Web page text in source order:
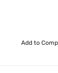
Add to